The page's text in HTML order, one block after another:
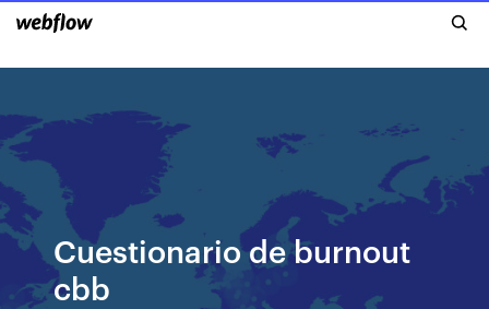
Cuestionario de burnout
cbb